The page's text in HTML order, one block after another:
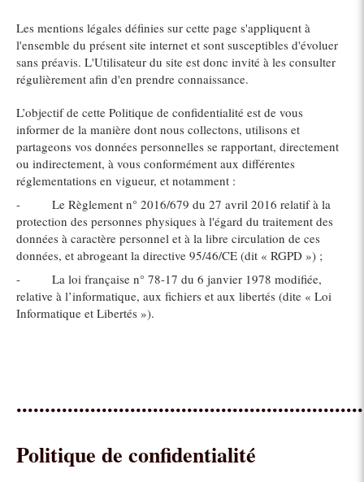
Les mentions légales définies sur cette page s'appliquent à
l'ensemble du présent site internet et sont susceptibles d'évoluer
sans préavis. L'Utilisateur du site est donc invité à les consulter
régulièrement afin d'en prendre connaissance.
L’objectif de cette Politique de confidentialité est de vous
informer de la manière dont nous collectons, utilisons et
partageons vos données personnelles se rapportant, directement
ou indirectement, à vous conformément aux différentes
réglementations en vigueur, et notamment :
- Le Règlement n° 2016/679 du 27 avril 2016 relatif à la
protection des personnes physiques à l'égard du traitement des
données à caractère personnel et à la libre circulation de ces
données, et abrogeant la directive 95/46/CE (dit « RGPD ») ;
- La loi française n° 78-17 du 6 janvier 1978 modifiée,
relative à l’informatique, aux fichiers et aux libertés (dite « Loi
Informatique et Libertés »).
Politique de confidentialité